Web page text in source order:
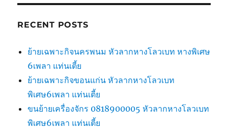
RECENT POSTS
ย้ายเฉพาะกิจนครพนม หัวลากหางโลวเบท หางพิเศษ
6เพลา แท่นเตี้ย
ย้ายเฉพาะกิจขอนแก่น หัวลากหางโลวเบท
พิเศษ6เพลา แท่นเตี้ย
ขนย้ายเครื่องจักร 0818900005 หัวลากหางโลวเบท
พิเศษ6เพลา แท่นเตี้ย